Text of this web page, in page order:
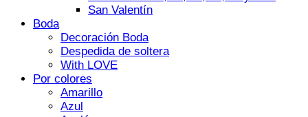
San Valentín
Boda
Decoración Boda
Despedida de soltera
With LOVE
Por colores
Amarillo
Azul